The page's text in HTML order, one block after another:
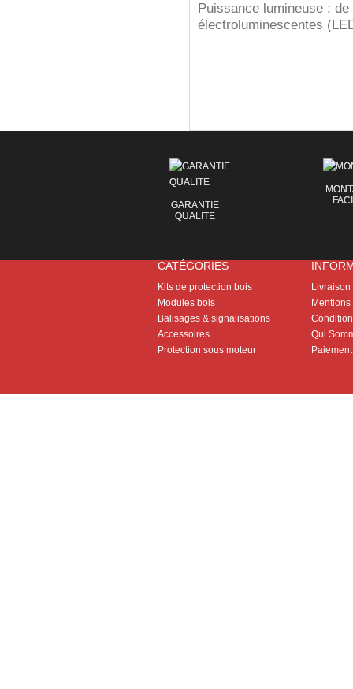
Puissance lumineuse :
électroluminescentes
GARANTIE
QUALITE
CATÉGORIES
Kits de protection bois
Modules bois
Balisages & signalisations
Accessoires
Protection sous moteur
Livraison
Qui